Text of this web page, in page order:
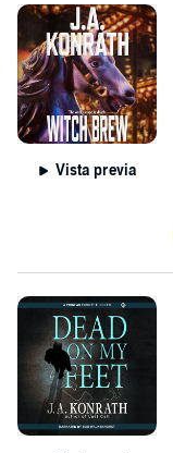
Vista previa